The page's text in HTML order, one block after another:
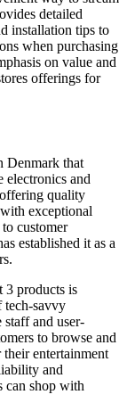
detailed
installation tips to
when purchasing
on value and
offerings for
Denmark that
electronics and
quality
exceptional
customer
established it as a
3 products is
tech-savvy
staff and user-
to browse and
entertainment
and
can shop with